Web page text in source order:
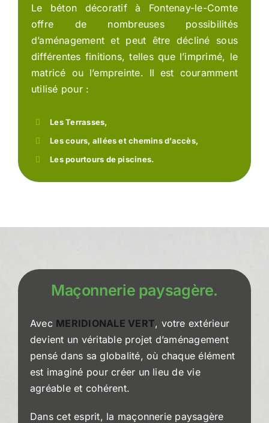
Le béton décoratif à Fontenay-le-Comte
offre de nombreuses possibilités
d’aménagement et peut être décliné sous
différentes finitions, telles que l’imprimé, le
matricé ou l’empreinte. Il est couramment
utilisé pour :
Les Terrasses,
Les cours, allées et chemins d’accès,
Les pourtours de piscines.
Maçonnerie paysagère.
Avec MERIDIONALE VERT, votre extérieur
devient un véritable projet d’aménagement
pensé dans sa globalité, où chaque élément
est imaginé pour créer un lieu de vie
agréable et cohérent.
Dans cet esprit, la maçonnerie paysagère